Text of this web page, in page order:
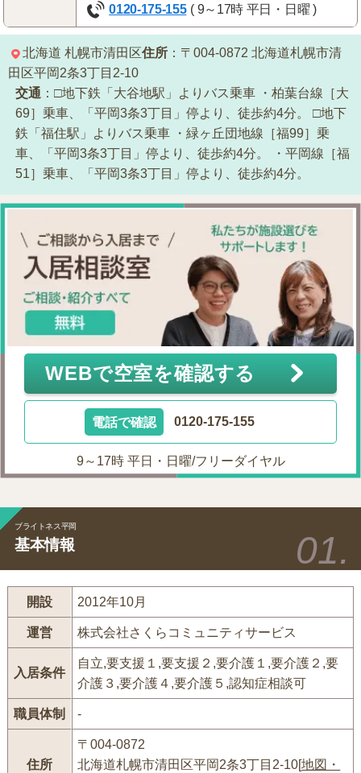
0120-175-155 ( 9～17時 平日・日曜 )
北海道 札幌市清田区住所 ：〒004-0872 北海道札幌市清
田区平岡2条3丁目2-10
交通 ：□地下鉄「大谷地駅」よりバス乗車・柏葉台線［大
69］乗車、「平岡3条3丁目」停より、徒歩約4分。
□地下
鉄「福住駅」よりバス乗車・緑ヶ丘団地線［福99］乗
車、「平岡3条3丁目」停より、徒歩約4分。
・平岡線［福
51］乗車、「平岡3条3丁目」停より、徒歩約4分。
WEBで空室を確認する
電話で確認 0120-175-155
9～17時 平日・日曜/フリーダイヤル
ブライトネス平岡
基本情報
開設 2012年10月
運営 株式会社さくらコミュニティサービス
入居条件
自立,要支援１,要支援２,要介護１,要介護２,要
介護３,要介護４,要介護５,認知症相談可
職員体制 -
住所
〒004-0872
北海道札幌市清田区平岡2条3丁目2-10[地図・